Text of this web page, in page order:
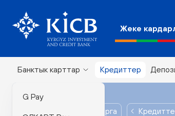
Жеке
Банктык карттар
G Pay
Кредиттер
Жеке кардарларга